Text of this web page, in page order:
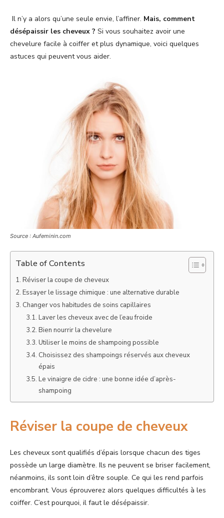
Il n’y a alors qu’une seule envie, l’affiner. Mais, comment
désépaissir les cheveux ? Si vous souhaitez avoir une
chevelure facile à coiffer et plus dynamique, voici quelques
astuces qui peuvent vous aider.
Source : Aufeminin.com
Table of Contents
Réviser la coupe de cheveux
Essayer le lissage chimique : une alternative durable
Changer vos habitudes de soins capillaires
Laver les cheveux avec de l’eau froide
Bien nourrir la chevelure
Utiliser le moins de shampoing possible
Choisissez des shampoings réservés aux cheveux
épais
Le vinaigre de cidre : une bonne idée d’après-
shampoing
Réviser la coupe de cheveux
Les cheveux sont qualifiés d’épais lorsque chacun des tiges
possède un large diamètre. Ils ne peuvent se briser facilement,
néanmoins, ils sont loin d’être souple. Ce qui les rend parfois
encombrant. Vous éprouverez alors quelques difficultés à les
coiffer. C’est pourquoi, il faut le désépaissir.